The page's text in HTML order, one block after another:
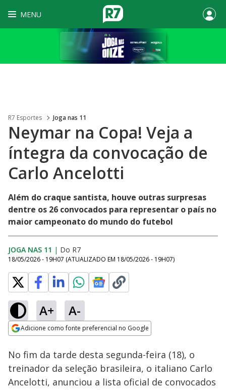
MENU
R7 Esportes Joga nas 11
Neymar na Copa! Veja a
íntegra da convocação de
Carlo Ancelotti
Além do craque santista, houve outras surpresas
dentre os 26 convocados para representar o país no
maior campeonato do mundo do futebol
JOGA NAS 11 | Do R7
18/05/2026 - 19H07 (ATUALIZADO EM 18/05/2026 - 19H07)
A+ A-
Adicione como fonte preferencial no Google
Ativar
Loaded:
9.77%
No fim da tarde desta segunda-feira (18), o
treinador da seleção brasileira, o italiano Carlo
Ancelotti, anunciou a lista oficial de convocados